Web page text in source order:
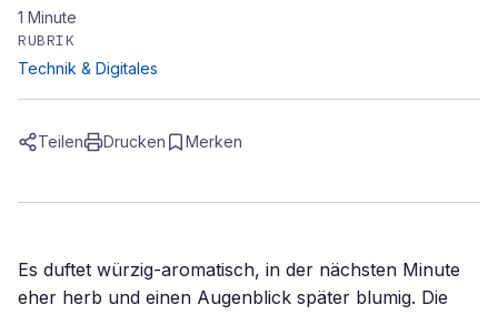
1 Minute
RUBRIK
Technik & Digitales
Teilen Drucken Merken
Es duftet würzig-aromatisch, in der nächsten Minute
eher herb und einen Augenblick später blumig. Die